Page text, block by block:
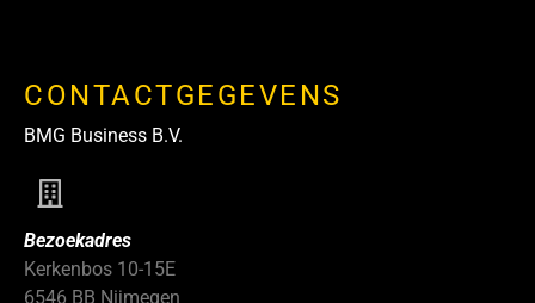
CONTACTGEGEVENS
BMG Business B.V.
Bezoekadres
Kerkenbos 10-15E
6546 BB Nijmegen